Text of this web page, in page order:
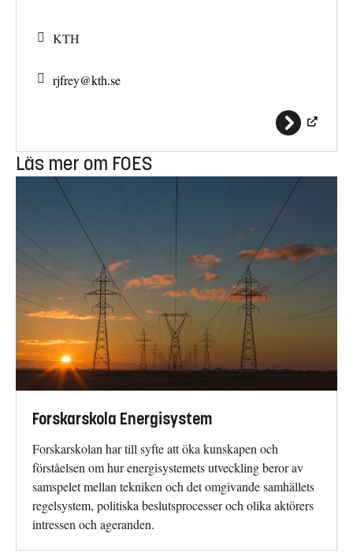
KTH
rjfrey@kth.se
Läs mer om FOES
Forskarskola Energisystem
Forskarskolan har till syfte att öka kunskapen och
förståelsen om hur energisystemets utveckling beror av
samspelet mellan tekniken och det omgivande samhällets
regelsystem, politiska beslutsprocesser och olika aktörers
intressen och ageranden.